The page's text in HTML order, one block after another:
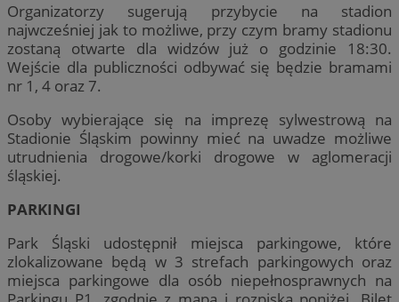
Organizatorzy sugerują przybycie na stadion
najwcześniej jak to możliwe, przy czym bramy stadionu
zostaną otwarte dla widzów już o godzinie 18:30.
Wejście dla publiczności odbywać się będzie bramami
nr 1, 4 oraz 7.
Osoby wybierające się na imprezę sylwestrową na
Stadionie Śląskim powinny mieć na uwadze możliwe
utrudnienia drogowe/korki drogowe w aglomeracji
śląskiej.
PARKINGI
Park Śląski udostępnił miejsca parkingowe, które
zlokalizowane będą w 3 strefach parkingowych oraz
miejsca parkingowe dla osób niepełnosprawnych na